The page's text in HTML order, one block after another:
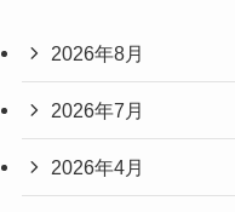
2026年8月
2026年7月
2026年4月